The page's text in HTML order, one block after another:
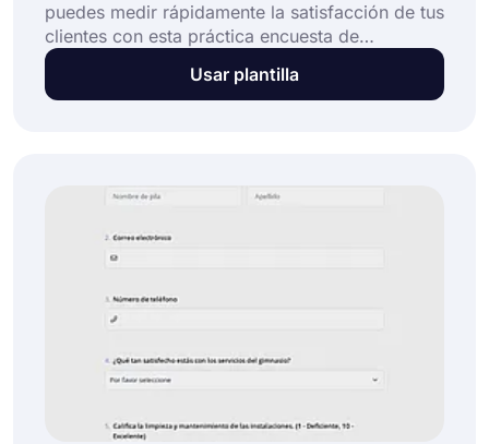
puedes medir rápidamente la satisfacción de tus
clientes con esta práctica encuesta de
satisfacción para centro de fitness. La encuesta
de satisfacción para centro de fitness solicita
"Usar modelo".
Usar plantilla